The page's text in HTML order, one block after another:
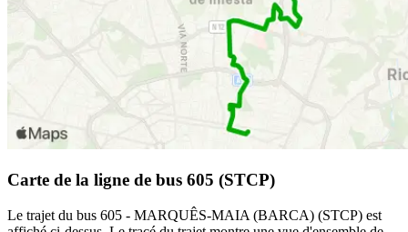
Carte de la ligne de bus 605 (STCP)
Le trajet du bus 605 - MARQUÊS-MAIA (BARCA) (STCP) est